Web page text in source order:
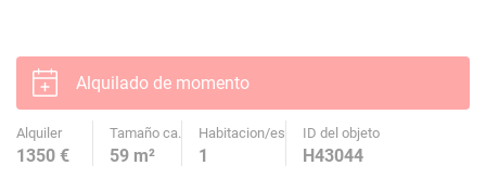
Alquilado de momento
Alquiler Tamaño ca. Habitacion/es ID del objeto
1350 € 59 m² 1 H43044